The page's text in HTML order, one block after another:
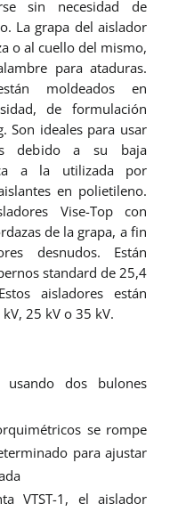
sin necesidad de
La grapa del aislador
o al cuello del mismo,
para ataduras.
moldeados en
de formulación
Son ideales para usar
debido a su baja
a la utilizada por
en polietileno.
Vise-Top con
de la grapa, a fin
desnudos. Están
standard de 25,4
aisladores están
25 kV o 35 kV.
dos bulones
se rompe
para ajustar
VTST-1, el aislador